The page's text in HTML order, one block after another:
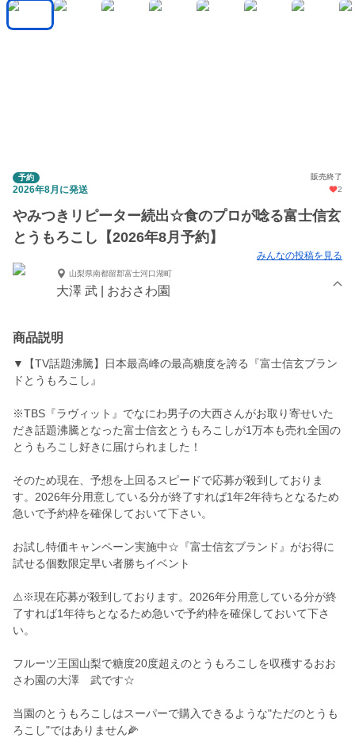
予約 販売終了
2026年8月に発送 2
やみつきリピーター続出☆食のプロが唸る富士信玄
とうもろこし【2026年8月予約】
みんなの投稿を見る
山梨県南都留郡富士河口湖町
大澤 武 | おおさわ園
商品説明
▼【TV話題沸騰】日本最高峰の最高糖度を誇る『富士信玄ブラン
ドとうもろこし』
※TBS『ラヴィット』でなにわ男子の大西さんがお取り寄せいた
だき話題沸騰となった富士信玄とうもろこしが1万本も売れ全国の
とうもろこし好きに届けられました！
そのため現在、予想を上回るスピードで応募が殺到しておりま
す。2026年分用意している分が終了すれば1年2年待ちとなるため
急いで予約枠を確保しておいて下さい。
お試し特価キャンペーン実施中☆『富士信玄ブランド』がお得に
試せる個数限定早い者勝ちイベント
⚠️※現在応募が殺到しております。2026年分用意している分が終
了すれば1年待ちとなるため急いで予約枠を確保しておいて下さ
い。
フルーツ王国山梨で糖度20度超えのとうもろこしを収穫するおお
さわ園の大澤 武です☆
当園のとうもろこしはスーパーで購入できるような"ただのとうも
ろこし"ではありません🌽